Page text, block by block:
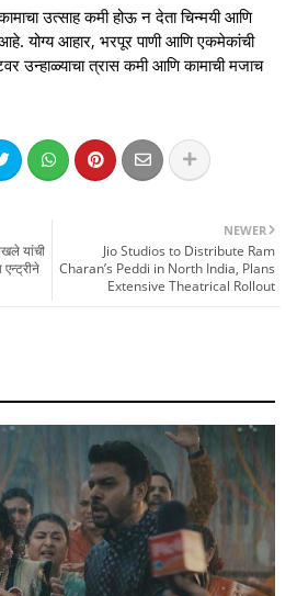
उत्साह कमी होऊ न देता चिन्मयी आणि
योग्य आहार, भरपूर पाणी आणि एकमेकांची
उन्हाळ्याचा त्रास कमी आणि कामाची मजाच
NEWER
Jio Studios to Distribute Ram
Charan’s Peddi in North India, Plans
Extensive Theatrical Rollout
यांची
एन्ट्रीने